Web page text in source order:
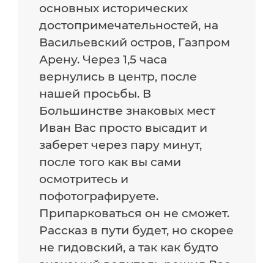
основных исторических
достопримечательностей, на
Васильевский остров, Газпром
Арену. Через 1,5 часа
вернулись в центр, после
нашей просьбы. В
Большинстве знаковых мест
Иван Вас просто высадит и
заберет через пару минут,
после того как вы сами
осмотритесь и
пофотографируете.
Припарковаться он не сможет.
Рассказ в пути будет, но скорее
не гидовский, а так как будто